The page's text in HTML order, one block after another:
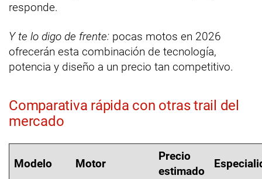
responde.
Y te lo digo de frente: pocas motos en 2026
ofrecerán esta combinación de tecnología,
potencia y diseño a un precio tan competitivo.
Comparativa rápida con otras trail del
mercado
Modelo Motor
Precio
estimado